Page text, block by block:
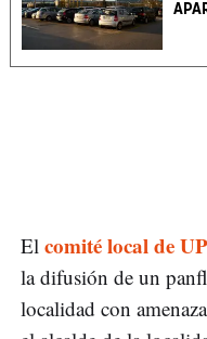
Elcomité local de
la difusión de un
localidad con